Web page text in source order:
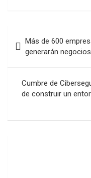
de
entradas
Más de 600
generarán negocios
Cumbre de
de construir un